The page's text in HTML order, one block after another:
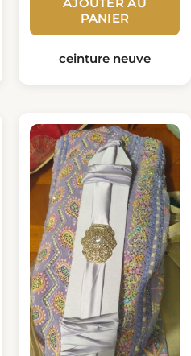
AJOUTER AU
PANIER
ceinture neuve